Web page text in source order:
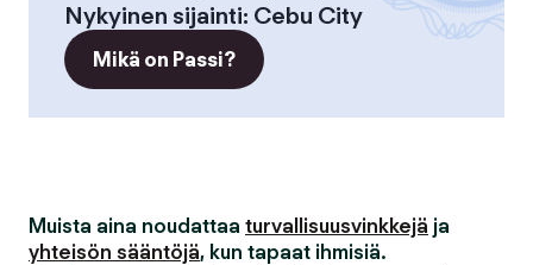
Nykyinen sijainti: Cebu City
Mikä on Passi?
Muista aina noudattaa turvallisuusvinkkejä ja
yhteisön sääntöjä, kun tapaat ihmisiä.